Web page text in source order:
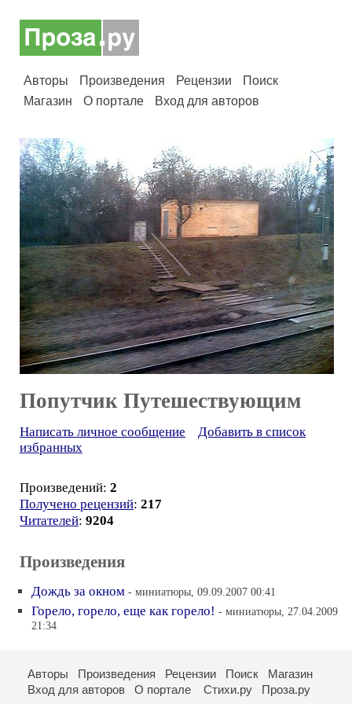
Авторы Произведения Рецензии
Поиск
Магазин
О портале Вход для авторов
Попутчик Путешествующим
Написать личное сообщение
Добавить в список
избранных
Произведений: 2
Получено рецензий: 217
Читателей: 9204
Произведения
Дождь за окном - миниатюры, 09.09.2007 00:41
Горело, горело, еще как горело! - миниатюры, 27.04.2009
21:34
Авторы Произведения Рецензии Поиск
Магазин
Вход для авторов
О портале Стихи.ру Проза.ру